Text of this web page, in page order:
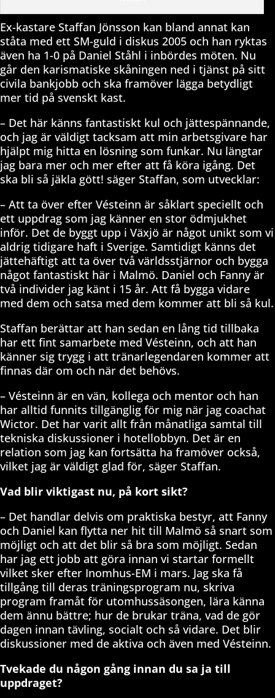
Ex-kastare Staffan Jönsson kan bland annat kan
ståta med ett SM-guld i diskus 2005 och han ryktas
även ha 1-0 på Daniel Ståhl i inbördes möten. Nu
går den karismatiske skåningen ned i tjänst på sitt
civila bankjobb och ska framöver lägga betydligt
mer tid på svenskt kast.
– Det här känns fantastiskt kul och jättespännande,
och jag är väldigt tacksam att min arbetsgivare har
hjälpt mig hitta en lösning som funkar. Nu längtar
jag bara mer och mer efter att få köra igång. Det
ska bli så jäkla gött! säger Staffan, som utvecklar:
– Att ta över efter Vésteinn är såklart speciellt och
ett uppdrag som jag känner en stor ödmjukhet
inför. Det de byggt upp i Växjö är något unikt som vi
aldrig tidigare haft i Sverige. Samtidigt känns det
jättehäftigt att ta över två världsstjärnor och bygga
något fantastiskt här i Malmö. Daniel och Fanny är
två individer jag känt i 15 år. Att få bygga vidare
med dem och satsa med dem kommer att bli så kul.
Staffan berättar att han sedan en lång tid tillbaka
har ett fint samarbete med Vésteinn, och att han
känner sig trygg i att tränarlegendaren kommer att
finnas där om och när det behövs.
– Vésteinn är en vän, kollega och mentor och han
har alltid funnits tillgänglig för mig när jag coachat
Wictor. Det har varit allt från månatliga samtal till
tekniska diskussioner i hotellobbyn. Det är en
relation som jag kan fortsätta ha framöver också,
vilket jag är väldigt glad för, säger Staffan.
Vad blir viktigast nu, på kort sikt?
– Det handlar delvis om praktiska bestyr, att Fanny
och Daniel kan flytta ner hit till Malmö så snart som
möjligt och att det blir så bra som möjligt. Sedan
har jag ett jobb att göra innan vi startar formellt
vilket sker efter Inomhus-EM i mars. Jag ska få
tillgång till deras träningsprogram nu, skriva
program framåt för utomhussäsongen, lära känna
dem ännu bättre; hur de brukar träna, vad de gör
dagen innan tävling, socialt och så vidare. Det blir
diskussioner med de aktiva och även med Vésteinn.
Tvekade du någon gång innan du sa ja till
uppdraget?